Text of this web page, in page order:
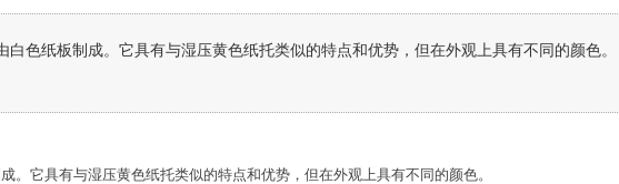
色纸板制成。它具有与湿压黄色纸托类似的特点和优势，但在外观上具有不同的颜色
它具有与湿压黄色纸托类似的特点和优势，但在外观上具有不同的颜色。